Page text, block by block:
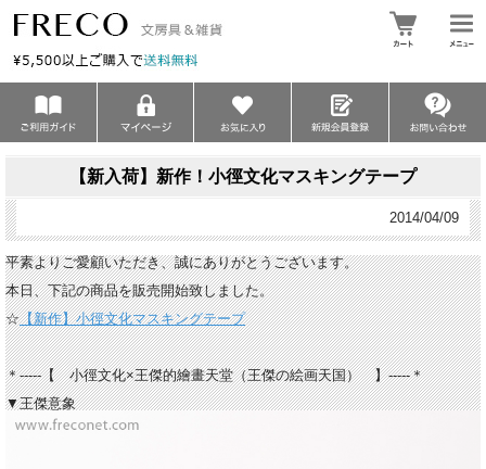
【新入荷】新作！小徑文化マスキングテープ
2014/04/09
平素よりご愛顧いただき、誠にありがとうございます。
本日、下記の商品を販売開始致しました。
☆【新作】小徑文化マスキングテープ
＊-----【 小徑文化×王傑的繪畫天堂（王傑の絵画天国） 】-----＊
▼王傑意象